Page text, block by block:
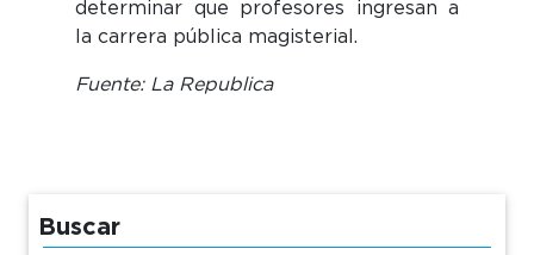
determinar que profesores ingresan a
la carrera pública magisterial.
Fuente: La Republica
Buscar